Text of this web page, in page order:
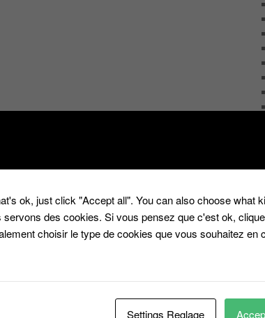
ok, just click "Accept all". You can also choose what
des cookies. Si vous pensez que c'est ok,
choisir le type de cookies que vous souhaitez en
Settings Reglage